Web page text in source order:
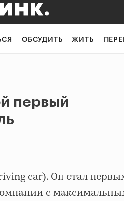
ОБСУДИТЬ ЖИТЬ
первый
car). Он стал
с